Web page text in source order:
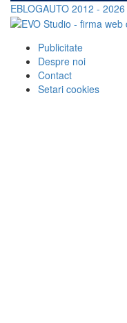
EBLOGAUTO 2012 - 2026
Publicitate
Despre noi
Contact
Setari cookies